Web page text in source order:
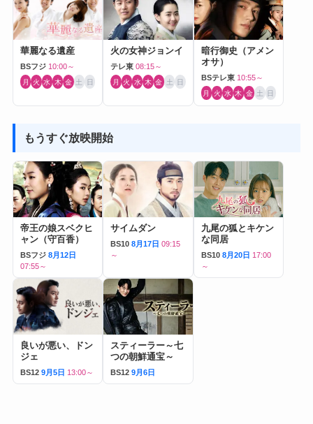
華麗なる遺産
BSフジ 10:00～
月 火 水 木 金 土 日
火の女神ジョンイ
テレ東 08:15～
月 火 水 木 金 土 日
暗行御史（アメン
オサ）
BSテレ東 10:55～
月 火 水 木 金 土 日
もうすぐ放映開始
帝王の娘スベクヒ
ャン（守百香）
BSフジ 8月12日
07:55～
サイムダン
BS10 8月17日 09:15
～
九尾の狐とキケン
な同居
BS10 8月20日 17:00
～
良いが悪い、ドン
ジェ
BS12 9月5日 13:00～
スティーラー～七
つの朝鮮通宝～
BS12 9月6日